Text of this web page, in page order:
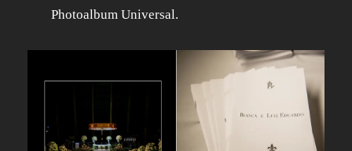
Photoalbum Universal.